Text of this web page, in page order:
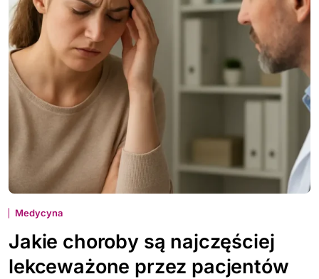
Medycyna
Jakie choroby są najczęściej
lekceważone przez pacjentów